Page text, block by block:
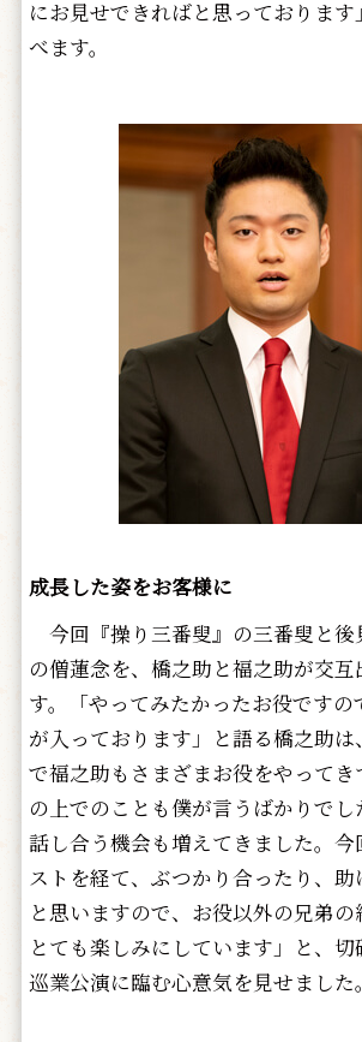
にお見せできればと思っておりま
べます。
成長した姿をお客様に
今回『操り三番叟』の三番叟と後
の僧蓮念を、橋之助と福之助が交互
す。「やってみたかったお役ですの
が入っております」と語る橋之助は
で福之助もさまざまお役をやって
の上でのことも僕が言うばかりでし
話し合う機会も増えてきました。今
ストを経て、ぶつかり合ったり、助
と思いますので、お役以外の兄弟の
とても楽しみにしています」と、切
巡業公演に臨む心意気を見せました。